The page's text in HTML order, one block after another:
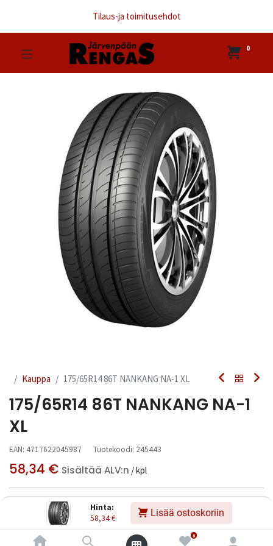
Hinta:
58,34€ Lisää ostoskoriin
0
Tilaus-ja toimitusehdot
0
Kauppa 175/65R14 86T NANKANG NA-1 XL
175/65R14 86T NANKANG NA-1
XL
EAN: 4717622045987 Tuotekoodi: 245443
58,34 € Sisältää ALV:n / kpl
Toimittajilla (kotimaa):
Saatavilla
Toimitusaika:
3 arkipäivää